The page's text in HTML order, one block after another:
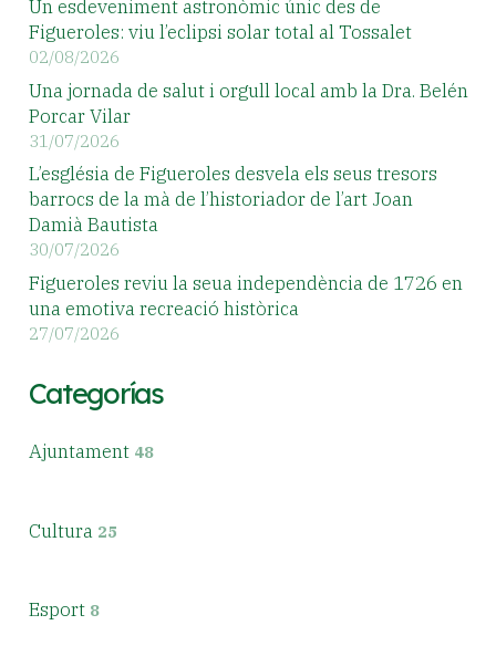
Un esdeveniment astronòmic únic des de
Figueroles: viu l’eclipsi solar total al Tossalet
02/08/2026
Una jornada de salut i orgull local amb la Dra. Belén
Porcar Vilar
31/07/2026
L’església de Figueroles desvela els seus tresors
barrocs de la mà de l’historiador de l’art Joan
Damià Bautista
30/07/2026
Figueroles reviu la seua independència de 1726 en
una emotiva recreació històrica
27/07/2026
Categorías
Ajuntament 48
Cultura 25
Esport 8